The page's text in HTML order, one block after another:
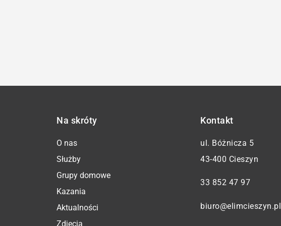
Na skróty
O nas
Służby
Grupy domowe
Kazania
Aktualności
Zdjęcia
Kontakt
ul. Bóżnicza 5
43-400 Cieszyn
33 852 47 97
biuro@elimcieszyn.pl